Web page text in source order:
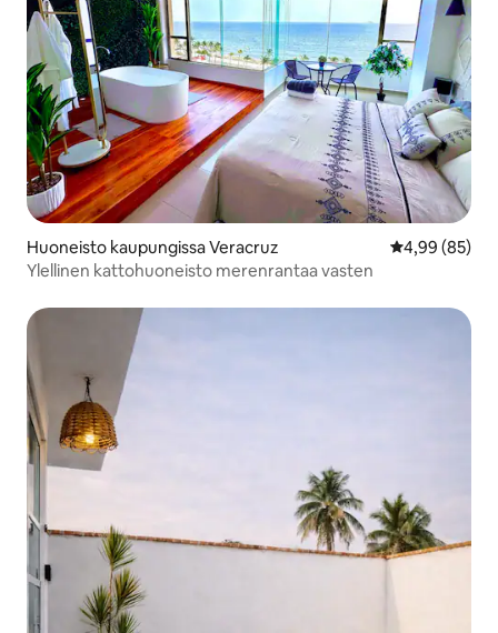
Huoneisto kaupungissa Veracruz
4,99 (85)
Ylellinen kattohuoneisto merenrantaa vasten